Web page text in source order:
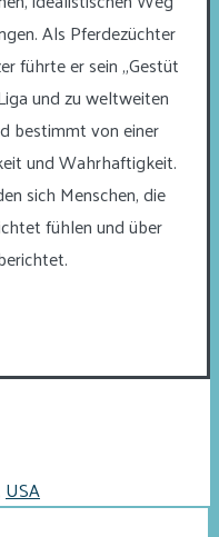
Als Pferdezüchter
führte er sein „Gestüt
und zu weltweiten
bestimmt von einer
und Wahrhaftigkeit.
sich Menschen, die
fühlen und über
USA